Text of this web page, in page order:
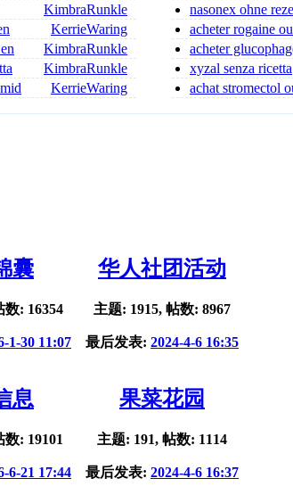
KimbraRunkle
KerrieWaring
KimbraRunkle
KimbraRunkle
KerrieWaring
rezeptfrei
nasonex ohne
nasonex rezeptfrei
acheter rogaine ou
acheter rogaine pour
acheter
ligne glucophage achat
xyzal senza ricetta
achat stromectol
囊
数: 16354
1-30 11:07
华人社团活动
主题: 1915, 帖数: 8967
最后发表: 2024-4-6 16:35
息
数: 19101
6-21 17:44
果菜花园
主题: 191, 帖数: 1114
最后发表: 2024-4-6 16:37